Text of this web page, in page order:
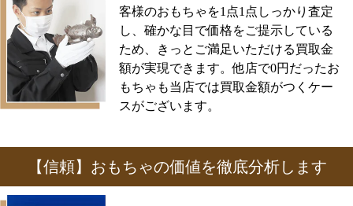
客様のおもちゃを1点1点しっかり査定
し、確かな目で価格をご提示している
ため、きっとご満足いただける買取金
額が実現できます。他店で0円だったお
もちゃも当店では買取金額がつくケー
スがございます。
【信頼】おもちゃの価値を徹底分析します